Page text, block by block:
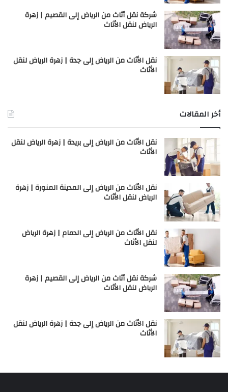
شركة نقل أثاث من الرياض إلى القصيم | زهرة
الرياض لنقل الأثاث
نقل الأثاث من الرياض إلى جدة | زهرة الرياض لنقل
الأثاث
أخر المقالات
نقل الأثاث من الرياض إلى بريدة | زهرة الرياض لنقل
الأثاث
نقل الأثاث من الرياض إلى المدينة المنورة | زهرة
الرياض لنقل الأثاث
نقل الأثاث من الرياض إلى الدمام | زهرة الرياض
لنقل الأثاث
شركة نقل أثاث من الرياض إلى القصيم | زهرة
الرياض لنقل الأثاث
نقل الأثاث من الرياض إلى جدة | زهرة الرياض لنقل
الأثاث